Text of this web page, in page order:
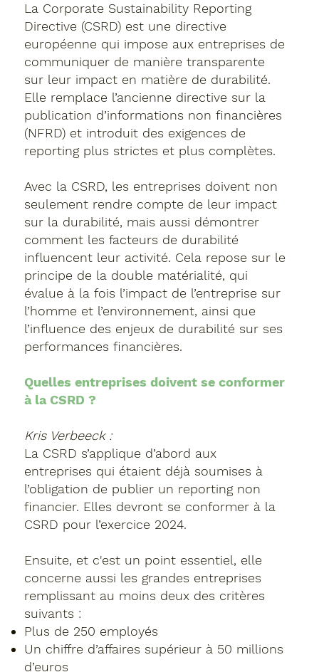
La Corporate Sustainability Reporting
Directive (CSRD) est une directive
européenne qui impose aux entreprises de
communiquer de manière transparente
sur leur impact en matière de durabilité.
Elle remplace l’ancienne directive sur la
publication d’informations non financières
(NFRD) et introduit des exigences de
reporting plus strictes et plus complètes.
Avec la CSRD, les entreprises doivent non
seulement rendre compte de leur impact
sur la durabilité, mais aussi démontrer
comment les facteurs de durabilité
influencent leur activité. Cela repose sur le
principe de la double matérialité, qui
évalue à la fois l’impact de l’entreprise sur
l’homme et l’environnement, ainsi que
l’influence des enjeux de durabilité sur ses
performances financières.
Quelles entreprises doivent se conformer
à la CSRD ?
Kris Verbeeck :
La CSRD s’applique d’abord aux
entreprises qui étaient déjà soumises à
l’obligation de publier un reporting non
financier. Elles devront se conformer à la
CSRD pour l’exercice 2024.
Ensuite, et c'est un point essentiel, elle
concerne aussi les grandes entreprises
remplissant au moins deux des critères
suivants :
Plus de 250 employés
Un chiffre d’affaires supérieur à 50 millions
d’euros